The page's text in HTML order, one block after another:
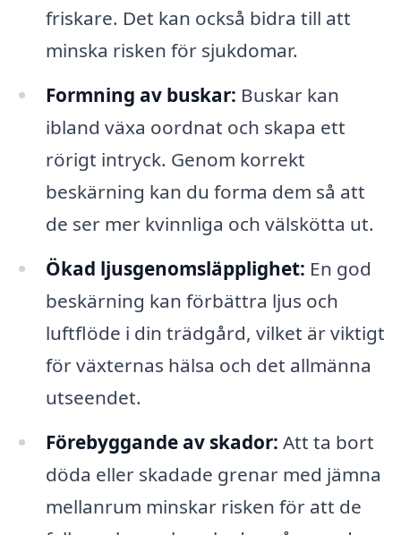
friskare. Det kan också bidra till att
minska risken för sjukdomar.
Formning av buskar: Buskar kan
ibland växa oordnat och skapa ett
rörigt intryck. Genom korrekt
beskärning kan du forma dem så att
de ser mer kvinnliga och välskötta ut.
Ökad ljusgenomsläpplighet: En god
beskärning kan förbättra ljus och
luftflöde i din trädgård, vilket är viktigt
för växternas hälsa och det allmänna
utseendet.
Förebyggande av skador: Att ta bort
döda eller skadade grenar med jämna
mellanrum minskar risken för att de